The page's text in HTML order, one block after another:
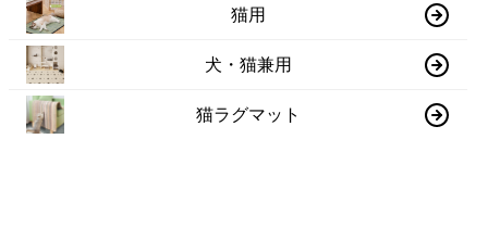
猫用
犬・猫兼用
猫ラグマット